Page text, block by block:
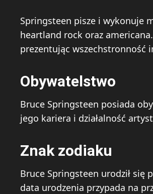
Springsteen pisze i wykonuje
heartland rock oraz
prezentując wszechstronność
Obywatelstwo
Bruce Springsteen posiada
jego kariera i działalność
Znak zodiaku
Bruce Springsteen urodził się
data urodzenia przypada na